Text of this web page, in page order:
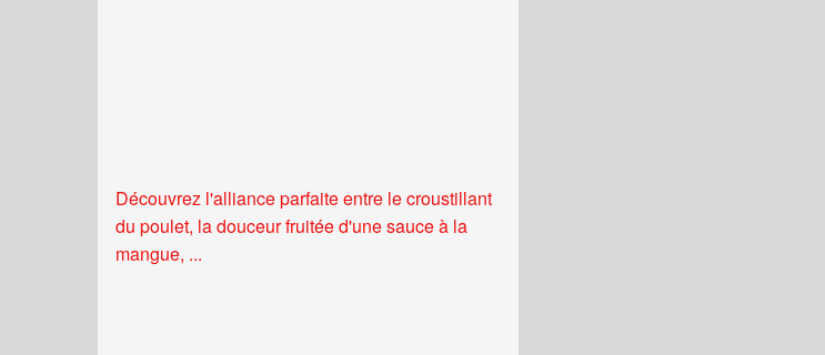
Découvrez l'alliance parfaite entre le croustillant
du poulet, la douceur fruitée d'une sauce à la
mangue, ...